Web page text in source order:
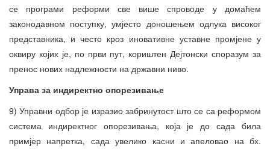
се програми реформи све више спроводе у домаћем
законодавном поступку, умјесто доношењем одлука високог
представника, и често кроз иновативне уставне промјене у
оквиру којих је, по први пут, кориштен Дејтонски споразум за
пренос нових надлежности на државни ниво.
Управа за индиректно опорезивање
9) Управни одбор је изразио забринутост што се са реформом
система индиректног опорезивања, која је до сада била
примјер напретка, сада увелико касни и апеловао на бх.